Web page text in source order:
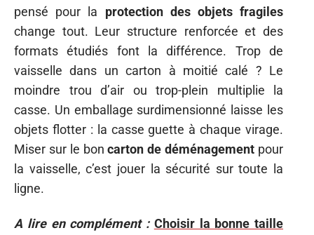
pensé pour la protection des objets fragiles
change tout. Leur structure renforcée et des
formats étudiés font la différence. Trop de
vaisselle dans un carton à moitié calé ? Le
moindre trou d’air ou trop-plein multiplie la
casse. Un emballage surdimensionné laisse les
objets flotter : la casse guette à chaque virage.
Miser sur le boncarton de déménagement pour
la vaisselle, c’est jouer la sécurité sur toute la
ligne.
A lire en complément : Choisir la bonne taille